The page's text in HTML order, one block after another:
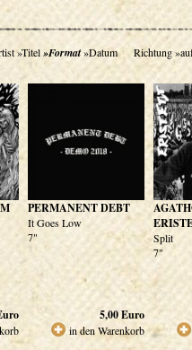
»Titel»Format»Datum Richtung
PERMANENT DEBT
It Goes Low
7"
5,00Euro
in den Warenkorb
Split
7"